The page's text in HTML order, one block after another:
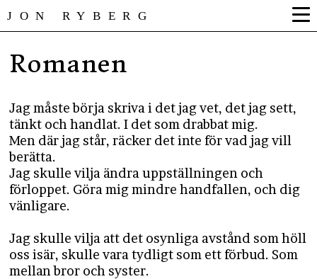
JON RYBERG
Romanen
Jag måste börja skriva i det jag vet, det jag sett,
tänkt och handlat. I det som drabbat mig.
Men där jag står, räcker det inte för vad jag vill
berätta.
Jag skulle vilja ändra uppställningen och
förloppet. Göra mig mindre handfallen, och dig
vänligare.
Jag skulle vilja att det osynliga avstånd som höll
oss isär, skulle vara tydligt som ett förbud. Som
mellan bror och syster.